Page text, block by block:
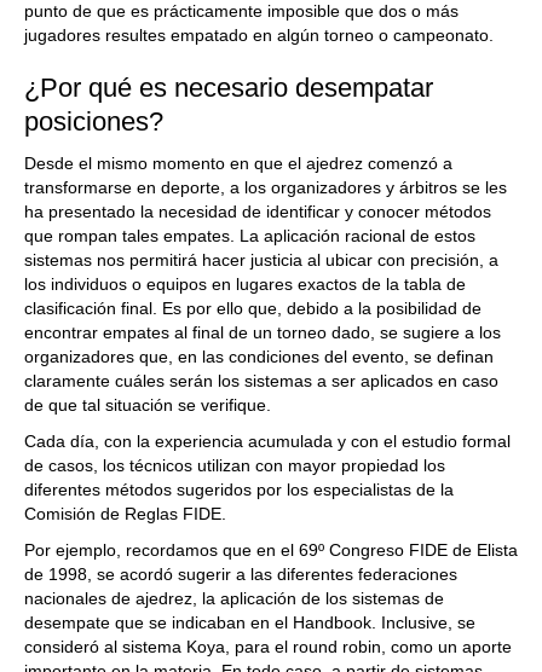
punto de que es prácticamente imposible que dos o más
jugadores resultes empatado en algún torneo o campeonato.
¿Por qué es necesario desempatar
posiciones?
Desde el mismo momento en que el ajedrez comenzó a
transformarse en deporte, a los organizadores y árbitros se les
ha presentado la necesidad de identificar y conocer métodos
que rompan tales empates. La aplicación racional de estos
sistemas nos permitirá hacer justicia al ubicar con precisión, a
los individuos o equipos en lugares exactos de la tabla de
clasificación final. Es por ello que, debido a la posibilidad de
encontrar empates al final de un torneo dado, se sugiere a los
organizadores que, en las condiciones del evento, se definan
claramente cuáles serán los sistemas a ser aplicados en caso
de que tal situación se verifique.
Cada día, con la experiencia acumulada y con el estudio formal
de casos, los técnicos utilizan con mayor propiedad los
diferentes métodos sugeridos por los especialistas de la
Comisión de Reglas FIDE.
Por ejemplo, recordamos que en el 69º Congreso FIDE de Elista
de 1998, se acordó sugerir a las diferentes federaciones
nacionales de ajedrez, la aplicación de los sistemas de
desempate que se indicaban en el Handbook. Inclusive, se
consideró al sistema Koya, para el round robin, como un aporte